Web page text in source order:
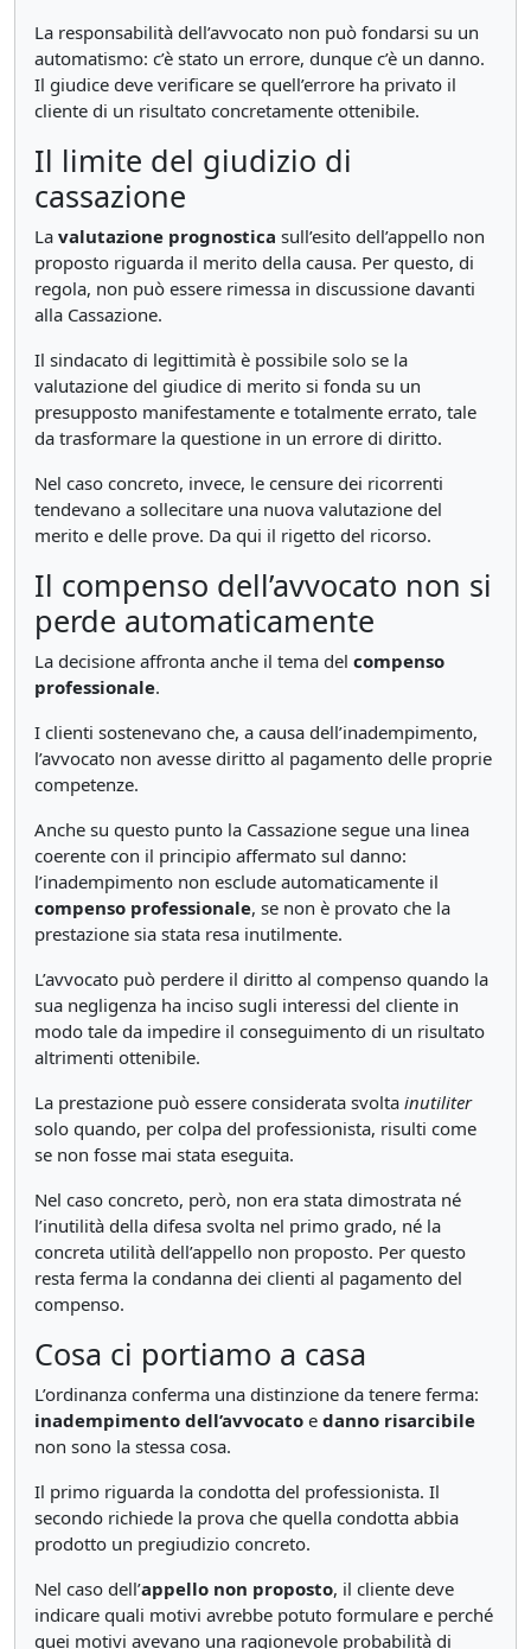
La responsabilità dell’avvocato non può fondarsi su un
automatismo: c’è stato un errore, dunque c’è un danno.
Il giudice deve verificare se quell’errore ha privato il
cliente di un risultato concretamente ottenibile.
Il limite del giudizio di
cassazione
La valutazione prognostica sull’esito dell’appello non
proposto riguarda il merito della causa. Per questo, di
regola, non può essere rimessa in discussione davanti
alla Cassazione.
Il sindacato di legittimità è possibile solo se la
valutazione del giudice di merito si fonda su un
presupposto manifestamente e totalmente errato, tale
da trasformare la questione in un errore di diritto.
Nel caso concreto, invece, le censure dei ricorrenti
tendevano a sollecitare una nuova valutazione del
merito e delle prove. Da qui il rigetto del ricorso.
Il compenso dell’avvocato non si
perde automaticamente
La decisione affronta anche il tema del compenso
professionale.
I clienti sostenevano che, a causa dell’inadempimento,
l’avvocato non avesse diritto al pagamento delle proprie
competenze.
Anche su questo punto la Cassazione segue una linea
coerente con il principio affermato sul danno:
l’inadempimento non esclude automaticamente il
compenso professionale, se non è provato che la
prestazione sia stata resa inutilmente.
L’avvocato può perdere il diritto al compenso quando la
sua negligenza ha inciso sugli interessi del cliente in
modo tale da impedire il conseguimento di un risultato
altrimenti ottenibile.
La prestazione può essere considerata svolta inutiliter
solo quando, per colpa del professionista, risulti come
se non fosse mai stata eseguita.
Nel caso concreto, però, non era stata dimostrata né
l’inutilità della difesa svolta nel primo grado, né la
concreta utilità dell’appello non proposto. Per questo
resta ferma la condanna dei clienti al pagamento del
compenso.
Cosa ci portiamo a casa
L’ordinanza conferma una distinzione da tenere ferma:
inadempimento dell’avvocato e danno risarcibile
non sono la stessa cosa.
Il primo riguarda la condotta del professionista. Il
secondo richiede la prova che quella condotta abbia
prodotto un pregiudizio concreto.
Nel caso dell’appello non proposto, il cliente deve
indicare quali motivi avrebbe potuto formulare e perché
quei motivi avevano una ragionevole probabilità di